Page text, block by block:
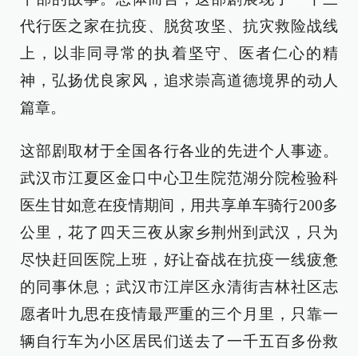
代行医之家在抗疫、脱贫攻坚、抗灾救险战线
上，以非同寻常的执着坚守、医者仁心的精
神，弘扬优良家风，追求崇高道德境界的动人
篇章。
这部剧取材于全国各行各业的先进个人事迹。
武汉市江夏区金口中心卫生院范湖分院检验科
医生甘如意在疫情期间，用共享单车骑行200多
公里，花了四天三夜从家乡荆州到武汉，只为
尽快赶回医院上班，好让奋战在抗疫一线疲惫
的同事休息；武汉市江岸区永清街吉林社区志
愿者叶九思在疫情最严重的三个月里，只靠一
辆自行车为小区居民们送去了一千五百多份救